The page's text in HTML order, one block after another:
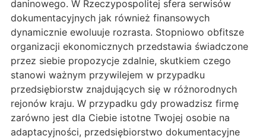
daninowego. W Rzeczypospolitej sfera serwisów
dokumentacyjnych jak również finansowych
dynamicznie ewoluuje rozrasta. Stopniowo obfitsze
organizacji ekonomicznych przedstawia świadczone
przez siebie propozycje zdalnie, skutkiem czego
stanowi ważnym przywilejem w przypadku
przedsiębiorstw znajdujących się w różnorodnych
rejonów kraju. W przypadku gdy prowadzisz firmę
zarówno jest dla Ciebie istotne Twojej osobie na
adaptacyjności, przedsiębiorstwo dokumentacyjne